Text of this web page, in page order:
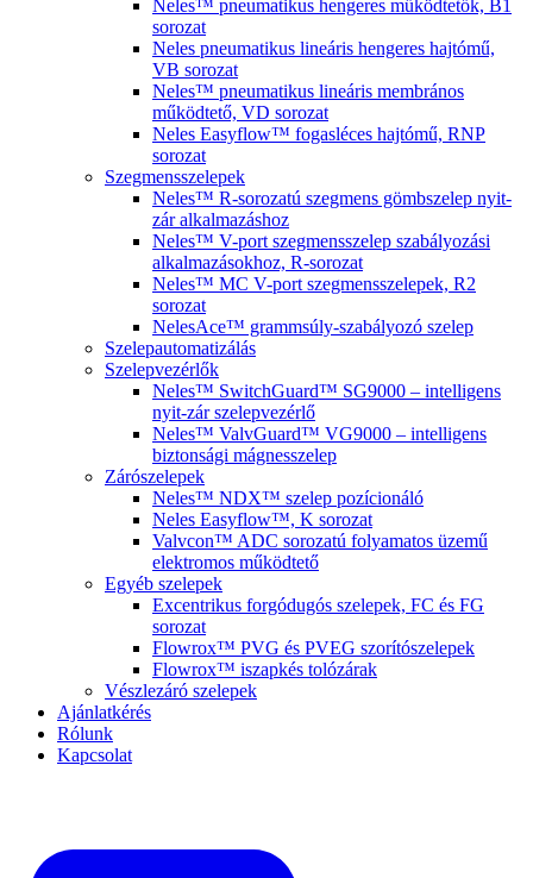
Neles™ pneumatikus hengeres működtetők, B1
sorozat
Neles pneumatikus lineáris hengeres hajtómű,
VB sorozat
Neles™ pneumatikus lineáris membrános
működtető, VD sorozat
Neles Easyflow™ fogasléces hajtómű, RNP
sorozat
Szegmensszelepek
Neles™ R-sorozatú szegmens gömbszelep nyit-
zár alkalmazáshoz
Neles™ V-port szegmensszelep szabályozási
alkalmazásokhoz, R-sorozat
Neles™ MC V-port szegmensszelepek, R2
sorozat
NelesAce™ grammsúly-szabályozó szelep
Szelepautomatizálás
Szelepvezérlők
Neles™ SwitchGuard™ SG9000 – intelligens
nyit-zár szelepvezérlő
Neles™ ValvGuard™ VG9000 – intelligens
biztonsági mágnesszelep
Zárószelepek
Neles™ NDX™ szelep pozícionáló
Neles Easyflow™, K sorozat
Valvcon™ ADC sorozatú folyamatos üzemű
elektromos működtető
Egyéb szelepek
Excentrikus forgódugós szelepek, FC és FG
sorozat
Flowrox™ PVG és PVEG szorítószelepek
Flowrox™ iszapkés tolózárak
Vészlezáró szelepek
Ajánlatkérés
Rólunk
Kapcsolat